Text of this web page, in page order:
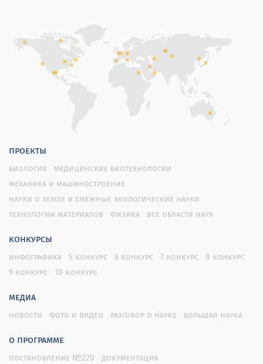
проекты
биология
медицинские биотехнологии
механика и машиностроение
науки о земле и смежные экологические науки
технологии материалов
физика все области наук
конкурсы
инфографика 5 конкурс 6 конкурс 7 конкурс
8 конкурс
9 конкурс
10 конкурс
медиа
новости фото и видео разговор о науке большая наука
о программе
постановление №220 документация